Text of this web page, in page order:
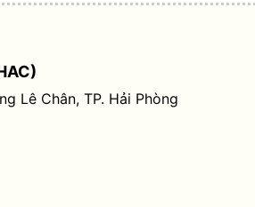
Lê Chân, TP. Hải Phòng